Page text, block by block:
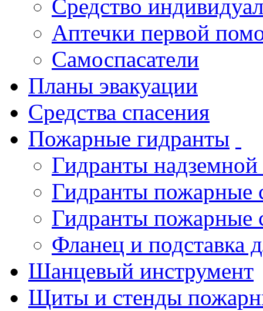
Средство
Аптечки первой
Самоспасатели
Планы эвакуации
Средства спасения
Пожарные гидранты
Гидранты
Гидранты пожарные
Гидранты пожарные
Фланец и подставка
Шанцевый инструмент
Щиты и стенды